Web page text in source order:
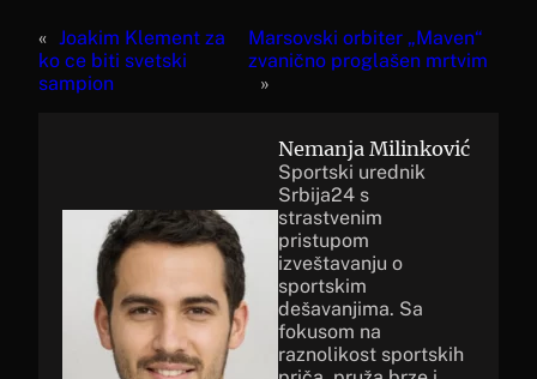
« Joakim Klement za
ko ce biti svetski
sampion
Marsovski orbiter „Maven“
zvanično proglašen mrtvim
»
Nemanja Milinković
Sportski urednik
Srbija24 s
strastvenim
pristupom
izveštavanju o
sportskim
dešavanjima. Sa
fokusom na
raznolikost sportskih